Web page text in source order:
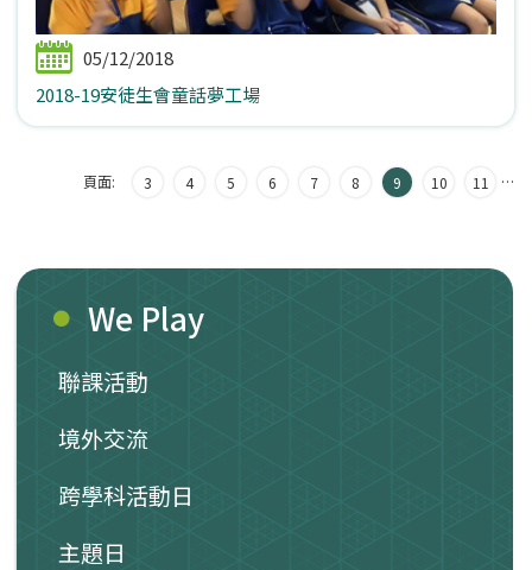
05/12/2018
2018-19安徒生會童話夢工場
頁面: …
3 4 5 6 7 8 9 10 11
We Play
聯課活動
境外交流
跨學科活動日
主題日